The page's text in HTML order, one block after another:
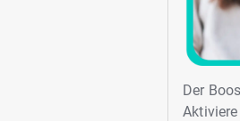
Der